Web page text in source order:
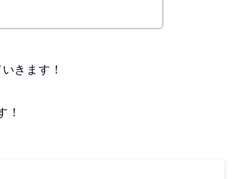
きます！
！